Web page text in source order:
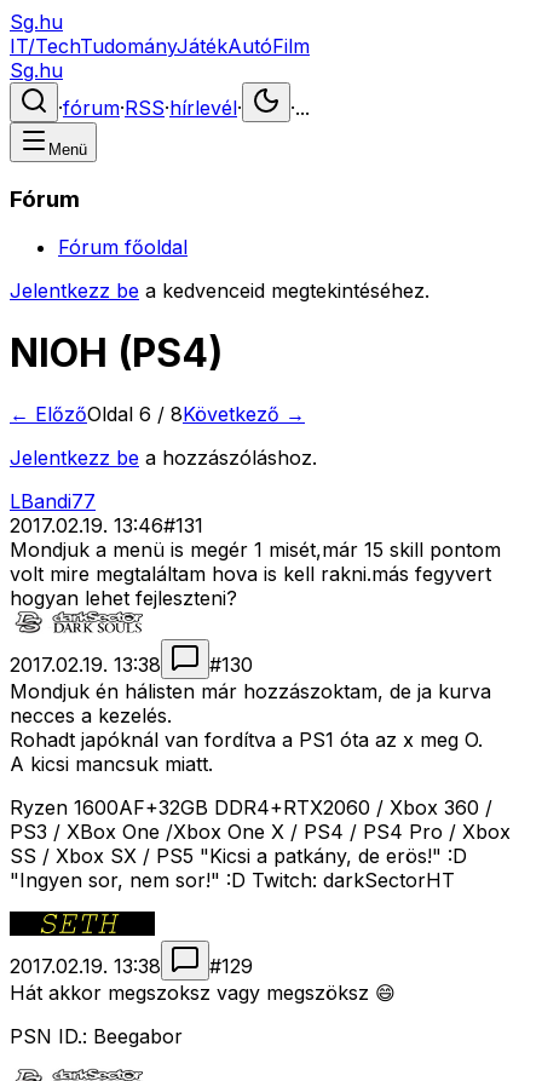
Sg.hu
IT/TechTudományJátékAutóFilm
Sg.hu
·fórum·RSS·hírlevél· ·...
Menü
Fórum
Fórum főoldal
Jelentkezz be a kedvenceid megtekintéséhez.
NIOH (PS4)
← ElőzőOldal 6 / 8Következő →
Jelentkezz be a hozzászóláshoz.
LBandi77
2017.02.19. 13:46#131
Mondjuk a menü is megér 1 misét,már 15 skill pontom
volt mire megtaláltam hova is kell rakni.más fegyvert
hogyan lehet fejleszteni?
2017.02.19. 13:38 #130
Mondjuk én hálisten már hozzászoktam, de ja kurva
necces a kezelés.
Rohadt japóknál van fordítva a PS1 óta az x meg O.
A kicsi mancsuk miatt.
Ryzen 1600AF+32GB DDR4+RTX2060 / Xbox 360 /
PS3 / XBox One /Xbox One X / PS4 / PS4 Pro / Xbox
SS / Xbox SX / PS5 "Kicsi a patkány, de erös!" :D
"Ingyen sor, nem sor!" :D Twitch: darkSectorHT
2017.02.19. 13:38 #129
Hát akkor megszoksz vagy megszöksz 😄
PSN ID.: Beegabor